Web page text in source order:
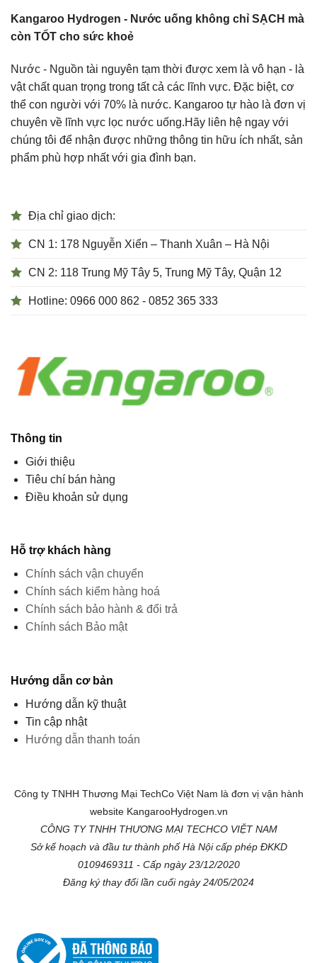
Kangaroo Hydrogen - Nước uống không chỉ SẠCH mà
còn TỐT cho sức khoẻ
Nước - Nguồn tài nguyên tạm thời được xem là vô hạn - là
vật chất quan trọng trong tất cả các lĩnh vực. Đặc biệt, cơ
thể con người với 70% là nước. Kangaroo tự hào là đơn vị
chuyên về lĩnh vực lọc nước uống.Hãy liên hệ ngay với
chúng tôi để nhận được những thông tin hữu ích nhất, sản
phẩm phù hợp nhất với gia đình bạn.
Địa chỉ giao dịch:
CN 1: 178 Nguyễn Xiển – Thanh Xuân – Hà Nội
CN 2: 118 Trung Mỹ Tây 5, Trung Mỹ Tây, Quận 12
Hotline: 0966 000 862 - 0852 365 333
Thông tin
Giới thiệu
Tiêu chí bán hàng
Điều khoản sử dụng
Hỗ trợ khách hàng
Chính sách vận chuyển
Chính sách kiểm hàng hoá
Chính sách bảo hành & đổi trả
Chính sách Bảo mật
Hướng dẫn cơ bản
Hướng dẫn kỹ thuật
Tin cập nhật
Hướng dẫn thanh toán
Công ty TNHH Thương Mại TechCo Việt Nam là đơn vị vận hành
website KangarooHydrogen.vn
CÔNG TY TNHH THƯƠNG MẠI TECHCO VIỆT NAM
Sở kế hoạch và đầu tư thành phố Hà Nội cấp phép ĐKKD
0109469311 - Cấp ngày 23/12/2020
Đăng ký thay đổi lần cuối ngày 24/05/2024